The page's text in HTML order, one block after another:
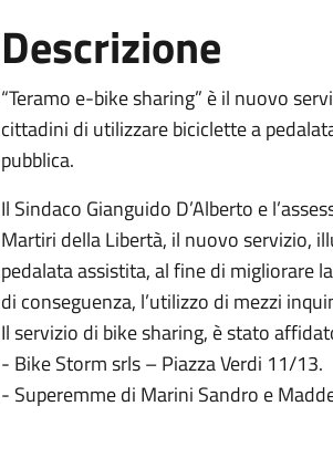
Descrizione
“Teramo e-bike sharing” è il nuovo
cittadini di utilizzare biciclette a
pubblica.
Il Sindaco Gianguido D’Alberto e
Martiri della Libertà, il nuovo servizio,
pedalata assistita, al fine di migliorare
di conseguenza, l’utilizzo di mezzi
Il servizio di bike sharing, è stato
- Bike Storm srls – Piazza Verdi 11/13.
- Superemme di Marini Sandro e